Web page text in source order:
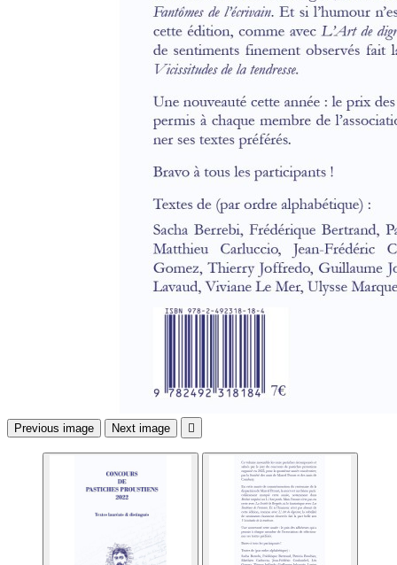
Previous image Next image 